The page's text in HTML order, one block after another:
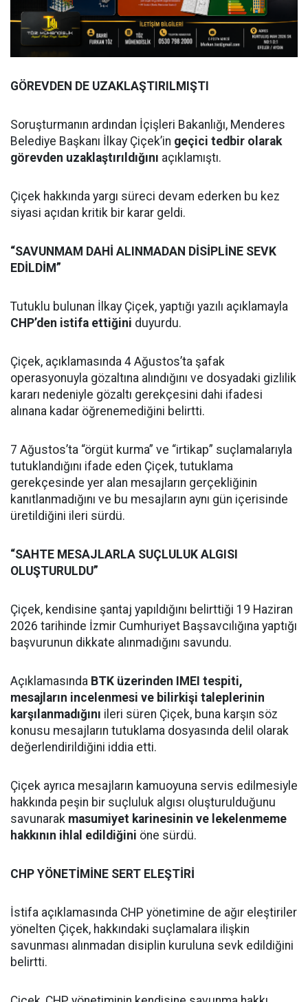
GÖREVDEN DE UZAKLAŞTIRILMIŞTI
Soruşturmanın ardından İçişleri Bakanlığı, Menderes
Belediye Başkanı İlkay Çiçek’in geçici tedbir olarak
görevden uzaklaştırıldığını açıklamıştı.
Çiçek hakkında yargı süreci devam ederken bu kez
siyasi açıdan kritik bir karar geldi.
“SAVUNMAM DAHİ ALINMADAN DİSİPLİNE SEVK
EDİLDİM”
Tutuklu bulunan İlkay Çiçek, yaptığı yazılı açıklamayla
CHP’den istifa ettiğini duyurdu.
Çiçek, açıklamasında 4 Ağustos’ta şafak
operasyonuyla gözaltına alındığını ve dosyadaki gizlilik
kararı nedeniyle gözaltı gerekçesini dahi ifadesi
alınana kadar öğrenemediğini belirtti.
7 Ağustos’ta “örgüt kurma” ve “irtikap” suçlamalarıyla
tutuklandığını ifade eden Çiçek, tutuklama
gerekçesinde yer alan mesajların gerçekliğinin
kanıtlanmadığını ve bu mesajların aynı gün içerisinde
üretildiğini ileri sürdü.
“SAHTE MESAJLARLA SUÇLULUK ALGISI
OLUŞTURULDU”
Çiçek, kendisine şantaj yapıldığını belirttiği 19 Haziran
2026 tarihinde İzmir Cumhuriyet Başsavcılığına yaptığı
başvurunun dikkate alınmadığını savundu.
Açıklamasında BTK üzerinden IMEI tespiti,
mesajların incelenmesi ve bilirkişi taleplerinin
karşılanmadığını ileri süren Çiçek, buna karşın söz
konusu mesajların tutuklama dosyasında delil olarak
değerlendirildiğini iddia etti.
Çiçek ayrıca mesajların kamuoyuna servis edilmesiyle
hakkında peşin bir suçluluk algısı oluşturulduğunu
savunarak masumiyet karinesinin ve lekelenmeme
hakkının ihlal edildiğini öne sürdü.
CHP YÖNETİMİNE SERT ELEŞTİRİ
İstifa açıklamasında CHP yönetimine de ağır eleştiriler
yönelten Çiçek, hakkındaki suçlamalara ilişkin
savunması alınmadan disiplin kuruluna sevk edildiğini
belirtti.